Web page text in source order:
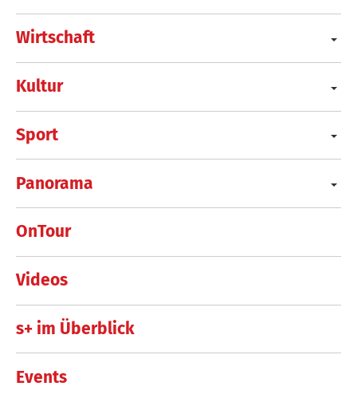
Wirtschaft
Kultur
Sport
Panorama
OnTour
Videos
s+ im Überblick
Events